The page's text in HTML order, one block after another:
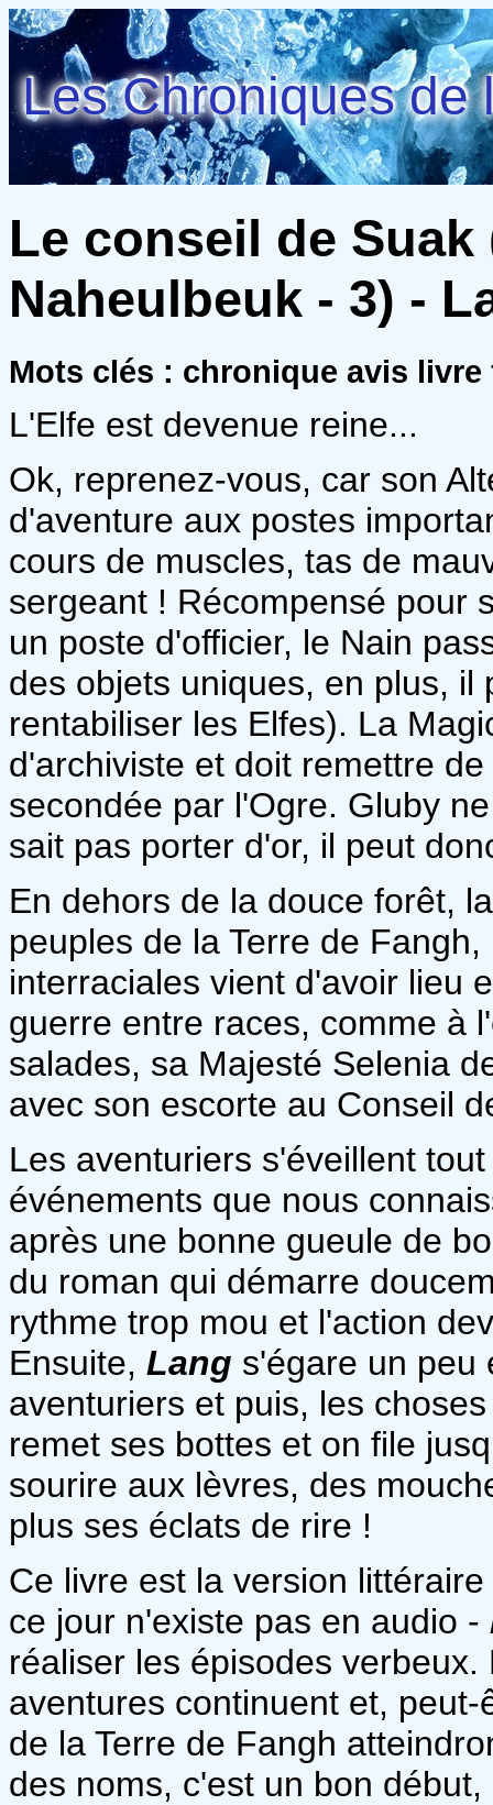
Les Chroniques de
Le conseil de
Naheulbeuk - 3) -
Mots clés : chronique avis
L'Elfe est devenue reine...
Ok, reprenez-vous, car son
d'aventure aux postes
cours de muscles, tas de
sergeant ! Récompensé pour
un poste d'officier, le Nain
des objets uniques, en plus,
rentabiliser les Elfes). La
d'archiviste et doit remettre
secondée par l'Ogre. Gluby
sait pas porter d'or, il peut
En dehors de la douce forêt,
peuples de la Terre de
interraciales vient d'avoir lieu
guerre entre races, comme à
salades, sa Majesté Selenia
avec son escorte au Conseil
Les aventuriers s'éveillent
événements que nous
après une bonne gueule de
du roman qui démarre
rythme trop mou et l'action
Ensuite, Lang s'égare un peu
aventuriers et puis, les
remet ses bottes et on file
sourire aux lèvres, des
plus ses éclats de rire !
Ce livre est la version
ce jour n'existe pas en audio -
réaliser les épisodes
aventures continuent et,
de la Terre de Fangh
des noms, c'est un bon début,